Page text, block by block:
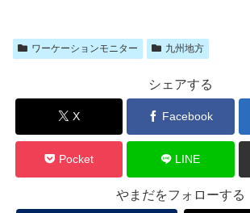
ワーケーションモニター 九州地方
シェアする
X Facebook
Pocket LINE
やまだをフォローする